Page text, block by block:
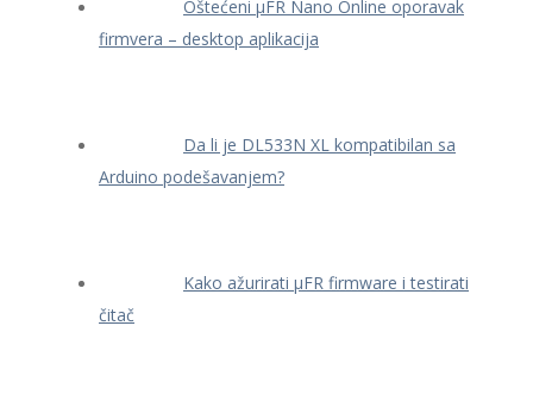
Oštećeni μFR Nano Online oporavak
firmvera – desktop aplikacija
Da li je DL533N XL kompatibilan sa
Arduino podešavanjem?
Kako ažurirati μFR firmware i testirati
čitač